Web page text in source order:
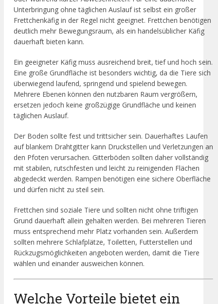
Unterbringung ohne täglichen Auslauf ist selbst ein großer
Frettchenkäfig in der Regel nicht geeignet. Frettchen benötigen
deutlich mehr Bewegungsraum, als ein handelsüblicher Käfig
dauerhaft bieten kann.
Ein geeigneter Käfig muss ausreichend breit, tief und hoch sein.
Eine große Grundfläche ist besonders wichtig, da die Tiere sich
überwiegend laufend, springend und spielend bewegen.
Mehrere Ebenen können den nutzbaren Raum vergrößern,
ersetzen jedoch keine großzügige Grundfläche und keinen
täglichen Auslauf.
Der Boden sollte fest und trittsicher sein. Dauerhaftes Laufen
auf blankem Drahtgitter kann Druckstellen und Verletzungen an
den Pfoten verursachen. Gitterböden sollten daher vollständig
mit stabilen, rutschfesten und leicht zu reinigenden Flächen
abgedeckt werden. Rampen benötigen eine sichere Oberfläche
und dürfen nicht zu steil sein.
Frettchen sind soziale Tiere und sollten nicht ohne triftigen
Grund dauerhaft allein gehalten werden. Bei mehreren Tieren
muss entsprechend mehr Platz vorhanden sein. Außerdem
sollten mehrere Schlafplätze, Toiletten, Futterstellen und
Rückzugsmöglichkeiten angeboten werden, damit die Tiere
wählen und einander ausweichen können.
Welche Vorteile bietet ein